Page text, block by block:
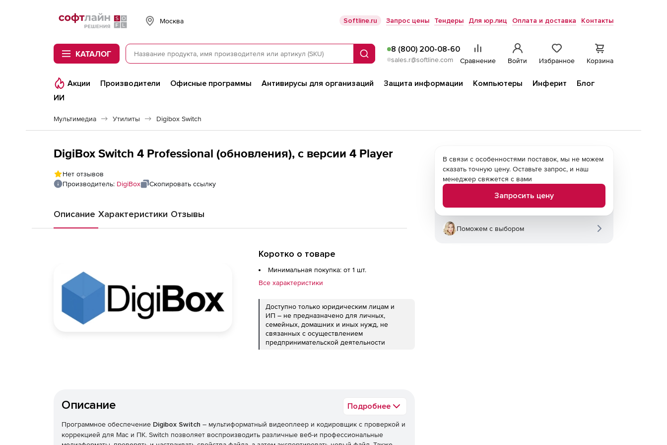
Softline
Москва Softline.ru Запрос цены Тендеры Для юр.лиц Оплата и доставка Контакты
КАТАЛОГ Поиск
8 (800) 200-08-60
sales.r@softline.com Сравнение Войти Избранное Корзина
Акции Производители Офисные программы Антивирусы для организаций Защита информации Компьютеры Инферит
Блог
ИИ
Мультимедиа Утилиты Digibox Switch
DigiBox Switch 4 Professional (обновления), с версии 4 Player
Нет отзывов
Производитель: DigiBox Скопировать ссылку
Описание Характеристики Отзывы
Коротко о товаре
Минимальная покупка: от 1 шт.
Все характеристики
Доступно только юридическим лицам и
ИП – не предназначено для личных,
семейных, домашних и иных нужд, не
связанных с осуществлением
предпринимательской деятельности
Описание Подробнее
Программное обеспечение Digibox Switch – мультиформатный видеоплеер и кодировщик с проверкой и
коррекцией для Mac и ПК. Switch позволяет воспроизводить различные веб-и профессиональные
В связи с особенностями поставок, мы не можем
сказать точную цену. Оставьте запрос, и наш
менеджер свяжется с вами
Запросить цену
Поможем с выбором